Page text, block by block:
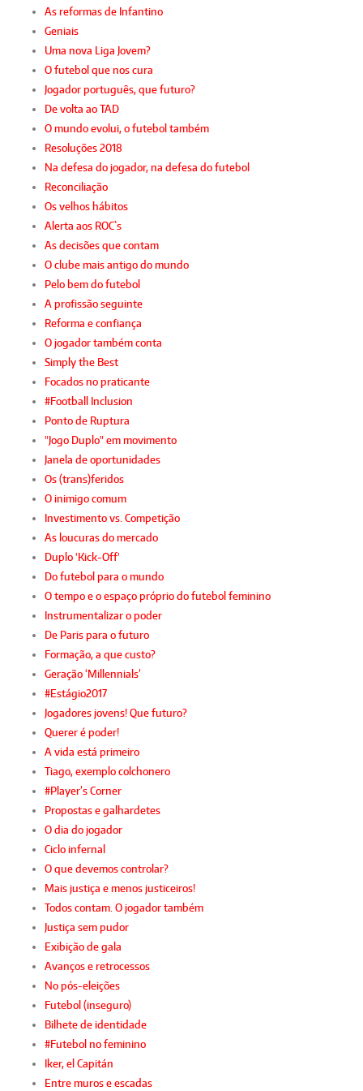
As reformas de Infantino
Geniais
Uma nova Liga Jovem?
O futebol que nos cura
Jogador português, que futuro?
De volta ao TAD
O mundo evolui, o futebol também
Resoluções 2018
Na defesa do jogador, na defesa do futebol
Reconciliação
Os velhos hábitos
Alerta aos ROC`s
As decisões que contam
O clube mais antigo do mundo
Pelo bem do futebol
A profissão seguinte
Reforma e confiança
O jogador também conta
Simply the Best
Focados no praticante
#Football Inclusion
Ponto de Ruptura
"Jogo Duplo" em movimento
Janela de oportunidades
Os (trans)feridos
O inimigo comum
Investimento vs. Competição
As loucuras do mercado
Duplo 'Kick-Off'
Do futebol para o mundo
O tempo e o espaço próprio do futebol feminino
Instrumentalizar o poder
De Paris para o futuro
Formação, a que custo?
Geração ‘Millennials’
#Estágio2017
Jogadores jovens! Que futuro?
Querer é poder!
A vida está primeiro
Tiago, exemplo colchonero
#Player’s Corner
Propostas e galhardetes
O dia do jogador
Ciclo infernal
O que devemos controlar?
Mais justiça e menos justiceiros!
Todos contam. O jogador também
Justiça sem pudor
Exibição de gala
Avanços e retrocessos
No pós-eleições
Futebol (inseguro)
Bilhete de identidade
#Futebol no feminino
Iker, el Capitán
Entre muros e escadas